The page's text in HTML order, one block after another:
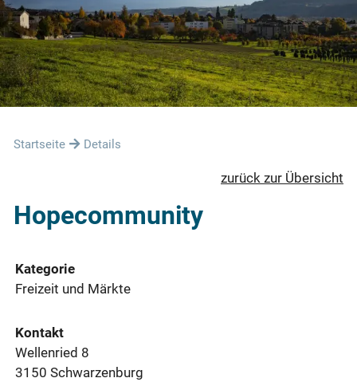
Startseite Details
zurück zur Übersicht
Hopecommunity
Kategorie
Freizeit und Märkte
Kontakt
Wellenried 8
3150 Schwarzenburg